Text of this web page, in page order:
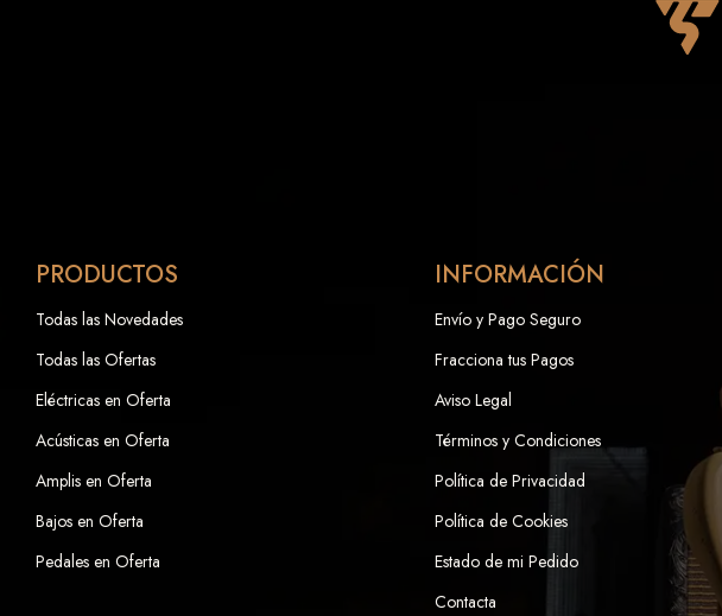
PRODUCTOS
Todas las Novedades
Todas las Ofertas
Eléctricas en Oferta
Acústicas en Oferta
Amplis en Oferta
Bajos en Oferta
Pedales en Oferta
INFORMACIÓN
Envío y Pago Seguro
Fracciona tus Pagos
Aviso Legal
Términos y Condiciones
Política de Privacidad
Política de Cookies
Estado de mi Pedido
Contacta